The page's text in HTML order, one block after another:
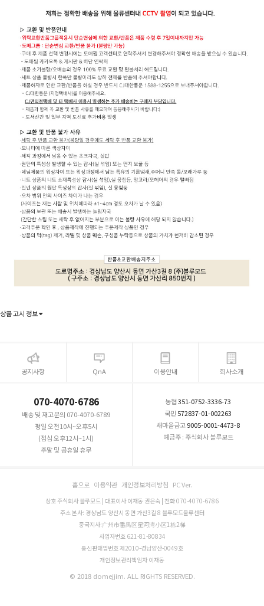
상품 고시 정보
공지사항 QnA 이용안내 회사소개
070-4070-6786
배송 및 재고문의 070-4070-6789
평일 오전10시~오후5시
(점심 오후12시~1시)
주말 및 공휴일 휴무
농협351-0752-3336-73
국민 572837-01-002263
새마을금고9005-0001-4473-8
예금주 : 주식회사 블루모드
홈으로 이용약관 개인정보처리방침 PC Ver.
상호 주식회사 블루모드 | 대표이사 이재동 권은숙 | 전화 070-4070-6786
주소 본사: 경상남도 양산시 동면 가산3길 8 블루모드물류센터
중국지사:广州市番禺区星河湾小区1栋2梯
사업자번호 621-81-80834
통신판매업번호 제2010-경남양산-0049호
개인정보관리책임자 이재동
© 2018 domejjim. ALL RIGHTS RESERVED.